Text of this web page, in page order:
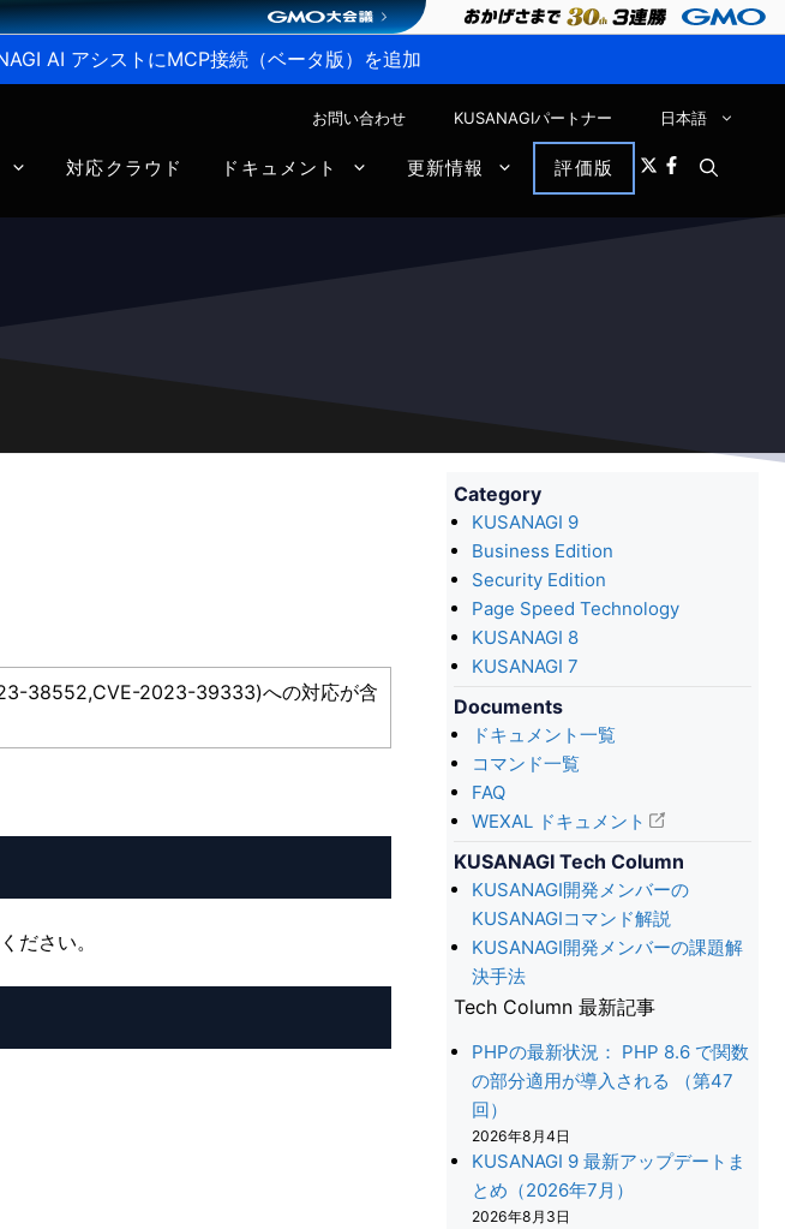
AI アシストにMCP接続（ベータ版）を追加
お問い合わせ KUSANAGIパートナー 日本語
対応クラウド ドキュメント 更新情報 評価版
38552,CVE-2023-39333)への対応が含
ださい。
Category
KUSANAGI 9
Business Edition
Security Edition
Page Speed Technology
KUSANAGI 8
KUSANAGI 7
Documents
ドキュメント一覧
コマンド一覧
FAQ
WEXAL ドキュメント
KUSANAGI Tech Column
KUSANAGI開発メンバーの
KUSANAGIコマンド解説
KUSANAGI開発メンバーの課題解
決手法
Tech Column 最新記事
PHPの最新状況： PHP 8.6 で関数
の部分適用が導入される （第47
回）
2026年8月4日
KUSANAGI 9 最新アップデートま
とめ（2026年7月）
2026年8月3日